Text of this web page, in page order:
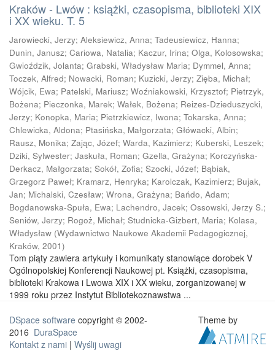
Kraków - Lwów : książki, czasopisma, biblioteki XIX
i XX wieku. T. 5
Jarowiecki, Jerzy; Aleksiewicz, Anna; Tadeusiewicz, Hanna;
Dunin, Janusz; Cariowa, Natalia; Kaczur, Irina; Olga, Kolosowska;
Gwioździk, Jolanta; Grabski, Władysław Maria; Dymmel, Anna;
Toczek, Alfred; Nowacki, Roman; Kuzicki, Jerzy; Zięba, Michał;
Wójcik, Ewa; Patelski, Mariusz; Woźniakowski, Krzysztof; Pietrzyk,
Bożena; Pieczonka, Marek; Wałek, Bożena; Reizes-Dzieduszycki,
Jerzy; Konopka, Maria; Pietrzkiewicz, Iwona; Tokarska, Anna;
Chlewicka, Aldona; Ptasińska, Małgorzata; Główacki, Albin;
Rausz, Monika; Zając, Józef; Warda, Kazimierz; Kuberski, Leszek;
Dziki, Sylwester; Jaskuła, Roman; Gzella, Grażyna; Korczyńska-
Derkacz, Małgorzata; Sokół, Zofia; Szocki, Józef; Bąbiak,
Grzegorz Paweł; Kramarz, Henryka; Karolczak, Kazimierz; Bujak,
Jan; Michalski, Czesław; Wrona, Grażyna; Bańdo, Adam;
Bogdanowska-Spuła, Ewa; Lachendro, Jacek; Ossowski, Jerzy S.;
Seniów, Jerzy; Rogoż, Michał; Studnicka-Gizbert, Maria; Kolasa,
Władysław (Wydawnictwo Naukowe Akademii Pedagogicznej,
Kraków, 2001)
Tom piąty zawiera artykuły i komunikaty stanowiące dorobek V
Ogólnopolskiej Konferencji Naukowej pt. Książki, czasopisma,
biblioteki Krakowa i Lwowa XIX i XX wieku, zorganizowanej w
1999 roku przez Instytut Bibliotekoznawstwa ...
DSpace software copyright © 2002-
2016 DuraSpace
Kontakt z nami | Wyślij uwagi
Theme by